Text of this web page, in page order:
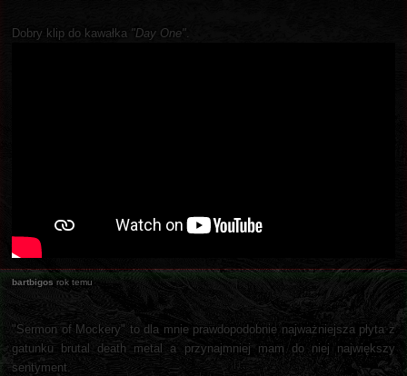
Dobry klip do kawałka "Day One"
bartbigos rok temu
"Sermon of Mockery" to dla mnie prawdopodobnie najważniejsza płyta z
gatunku brutal death metal a przynajmniej mam do niej największy
sentyment.